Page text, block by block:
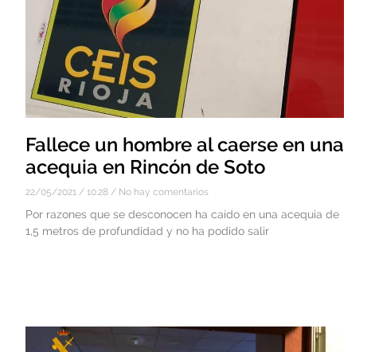
Fallece un hombre al caerse en una
acequia en Rincón de Soto
22/05/2021 10:28 No hay comentarios
Por razones que se desconocen ha caído en una acequia de
1,5 metros de profundidad y no ha podido salir